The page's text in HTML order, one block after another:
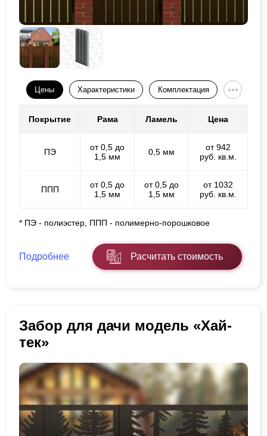
Цены Характеристики Комплектация
Покрытие Рама Ламель Цена
ПЭ
от 0,5 до
1,5 мм
0,5 мм
от 942
руб. кв.м.
ППП
от 0,5 до
1,5 мм
от 0,5 до
1,5 мм
от 1032
руб. кв.м.
* ПЭ - полиэстер, ППП - полимерно-порошковое
Подробнее Расчитать стоимость
Забор для дачи модель «Хай-
тек»